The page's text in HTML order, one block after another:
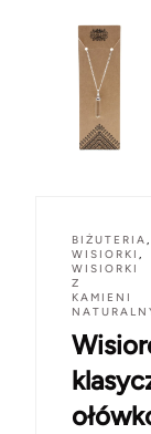
BIŻUTERIA,
WISIORKI ,
WISIORKI
Z
KAMIENI